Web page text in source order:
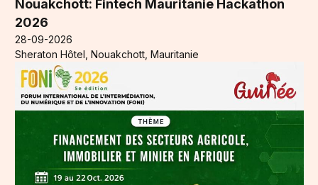
Nouakchott: Fintech Mauritanie Hackathon
2026
28-09-2026
Sheraton Hôtel, Nouakchott, Mauritanie